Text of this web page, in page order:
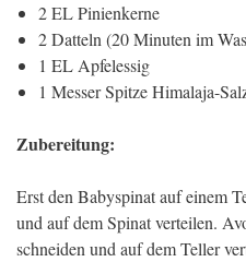
2 EL Pinienkerne
2 Datteln (20 Minuten im
1 EL Apfelessig
1 Messer Spitze Himalaja-
Zubereitung:
Erst den Babyspinat auf einem
und auf dem Spinat verteilen.
schneiden und auf dem Teller